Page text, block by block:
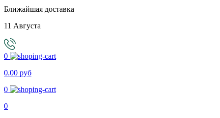
Ближайшая доставка
11 Августа
0
0.00 руб
0
0